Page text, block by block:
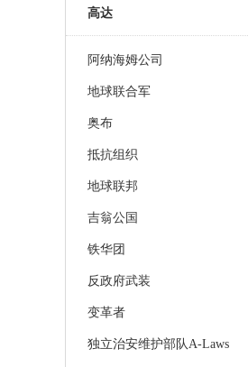
高达
阿纳海姆公司
地球联合军
奥布
抵抗组织
地球联邦
吉翁公国
铁华团
反政府武装
变革者
独立治安维护部队A-Laws